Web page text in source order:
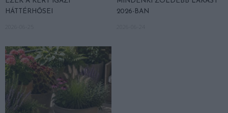
HÁTTÉRHŐSEI
2026-BAN